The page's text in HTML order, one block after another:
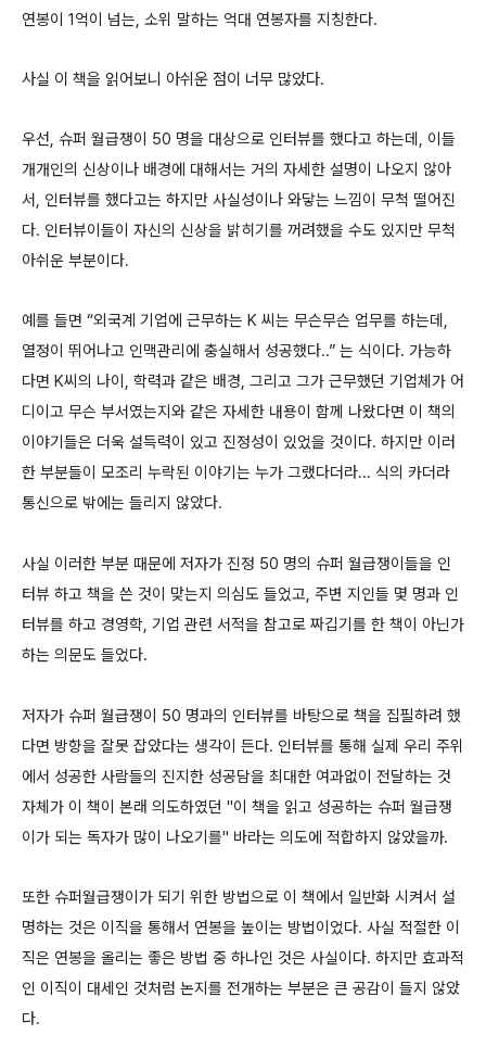
연봉이 1억이 넘는, 소위 말하는 억대 연봉자를 지칭한다.
사실 이 책을 읽어보니 아쉬운 점이 너무 많았다.
우선, 슈퍼 월급쟁이 50 명을 대상으로 인터뷰를 했다고 하는데, 이들
개개인의 신상이나 배경에 대해서는 거의 자세한 설명이 나오지 않아
서, 인터뷰를 했다고는 하지만 사실성이나 와닿는 느낌이 무척 떨어진
다. 인터뷰이들이 자신의 신상을 밝히기를 꺼려했을 수도 있지만 무척
아쉬운 부분이다.
예를 들면 “외국계 기업에 근무하는 K 씨는 무슨무슨 업무를 하는데,
열정이 뛰어나고 인맥관리에 충실해서 성공했다..” 는 식이다. 가능하
다면 K씨의 나이, 학력과 같은 배경, 그리고 그가 근무했던 기업체가 어
디이고 무슨 부서였는지와 같은 자세한 내용이 함께 나왔다면 이 책의
이야기들은 더욱 설득력이 있고 진정성이 있었을 것이다. 하지만 이러
한 부분들이 모조리 누락된 이야기는 누가 그랬다더라... 식의 카더라
통신으로 밖에는 들리지 않았다.
사실 이러한 부분 때문에 저자가 진정 50 명의 슈퍼 월급쟁이들을 인
터뷰 하고 책을 쓴 것이 맞는지 의심도 들었고, 주변 지인들 몇 명과 인
터뷰를 하고 경영학, 기업 관련 서적을 참고로 짜깁기를 한 책이 아닌가
하는 의문도 들었다.
저자가 슈퍼 월급쟁이 50 명과의 인터뷰를 바탕으로 책을 집필하려 했
다면 방향을 잘못 잡았다는 생각이 든다. 인터뷰를 통해 실제 우리 주위
에서 성공한 사람들의 진지한 성공담을 최대한 여과없이 전달하는 것
자체가 이 책이 본래 의도하였던 "이 책을 읽고 성공하는 슈퍼 월급쟁
이가 되는 독자가 많이 나오기를" 바라는 의도에 적합하지 않았을까.
또한 슈퍼월급쟁이가 되기 위한 방법으로 이 책에서 일반화 시켜서 설
명하는 것은 이직을 통해서 연봉을 높이는 방법이었다. 사실 적절한 이
직은 연봉을 올리는 좋은 방법 중 하나인 것은 사실이다. 하지만 효과적
인 이직이 대세인 것처럼 논지를 전개하는 부분은 큰 공감이 들지 않았
다.